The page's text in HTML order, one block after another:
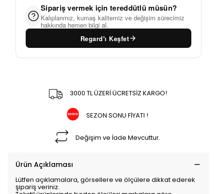
Sipariş vermek için tereddütlü müsün?
Kalıplarımız, kumaş kalitemiz ve değişim sürecimiz
hakkında hemen bilgi al.
Regard'ı Keşfet
3000 TL ÜZERİ ÜCRETSİZ KARGO!
SEZON SONU FİYATI !
Değişim ve İade Mevcuttur.
Ürün Açıklaması
Lütfen açıklamalara, görsellere ve ölçülere dikkat ederek
şipariş veriniz.